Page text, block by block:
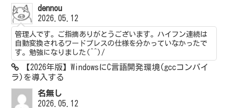
dennou
2026.05.12
管理人です。ご指摘ありがとうございます。ハイフン連続は
自動変換されるワードプレスの仕様を分かっていなかったで
す。勉強になりました(^^)/
【2026年版】WindowsにC言語開発環境(gccコンパイ
ラ)を導入する
名無し
2026.05.12